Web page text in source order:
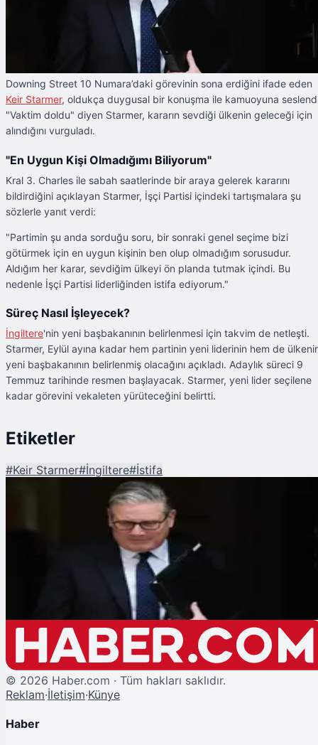
Downing Street 10 Numara’daki görevinin sona erdiğini ifade eden
Keir Starmer, oldukça duygusal bir konuşma ile kamuoyuna
"Vaktim doldu" diyen Starmer, kararın sevdiği ülkenin geleceği için
alındığını vurguladı.
"En Uygun Kişi Olmadığımı Biliyorum"
Kral 3. Charles ile sabah saatlerinde bir araya gelerek kararını
bildirdiğini açıklayan Starmer, İşçi Partisi içindeki tartışmalara şu
sözlerle yanıt verdi:
"Partimin şu anda sorduğu soru, bir sonraki genel seçime bizi
götürmek için en uygun kişinin ben olup olmadığım sorusudur.
Aldığım her karar, sevdiğim ülkeyi ön planda tutmak içindi. Bu
nedenle İşçi Partisi liderliğinden istifa ediyorum."
Süreç Nasıl İşleyecek?
İngiltere'nin yeni başbakanının belirlenmesi için takvim de netleşti.
Starmer, Eylül ayına kadar hem partinin yeni liderinin hem de
yeni başbakanının belirlenmiş olacağını açıkladı. Adaylık süreci 9
Temmuz tarihinde resmen başlayacak. Starmer, yeni lider seçilene
kadar görevini vekaleten yürüteceğini belirtti.
Etiketler
#Keir Starmer#İngiltere#İstifa
İngiltere Başbakanı Keir Starmer İstifa Etti
© 2026 Haber.com · Tüm hakları saklıdır.
Reklam·İletişim·Künye
Haber